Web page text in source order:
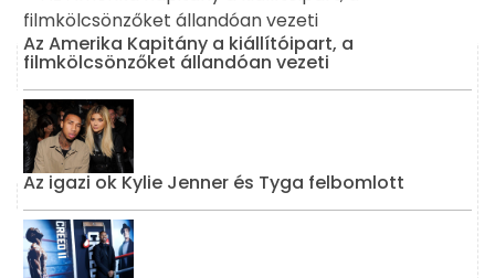
Az Amerika Kapitány a kiállítóipart, a
filmkölcsönzőket állandóan vezeti
Az igazi ok Kylie Jenner és Tyga felbomlott